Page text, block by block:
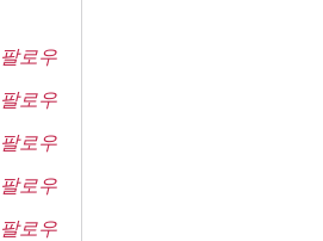
팔로우
팔로우
팔로우
팔로우
팔로우